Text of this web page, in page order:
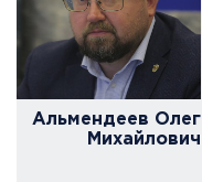
Альмендеев Олег
Михайлович